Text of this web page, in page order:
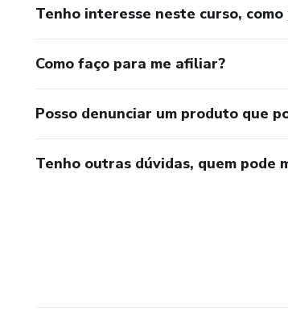
Tenho interesse neste curso, como
Como faço para me afiliar?
Posso denunciar um produto que
Tenho outras dúvidas, quem pode